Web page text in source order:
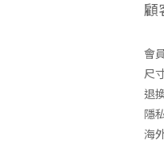
顧
會
尺
退
隱
海